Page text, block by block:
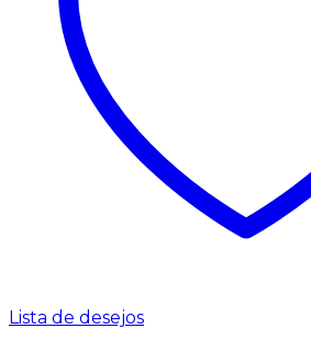
Lista de desejos